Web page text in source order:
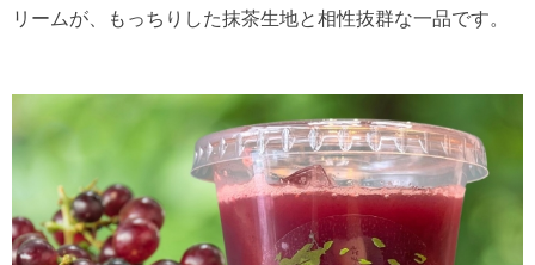
リームが、もっちりした抹茶生地と相性抜群な一品です。